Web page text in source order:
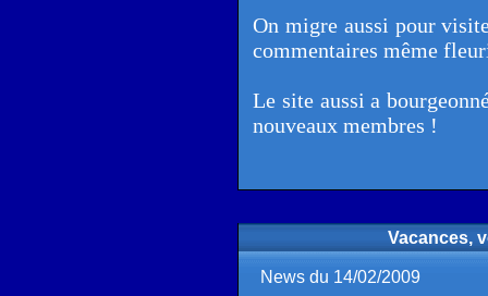
On migre aussi pour
commentaires même
Le site aussi a
nouveaux membres !
Vacances,
News du 14/02/2009